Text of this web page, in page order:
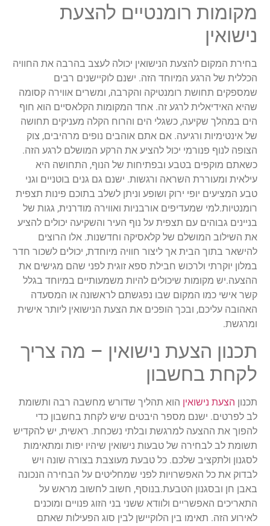
מקומות רומנטיים להצעת
נישואין
בחירת המקום להצעת הנישואין יכולה לעצב בהרבה את החוויה
הכללית של הרגע המיוחד הזה. ישנם לוקיישנים רבים
שמספקים תחושת רומנטיקה והקרבה, ומשרים אווירה קסומה
שהיא האידיאלית לרגע זה. אחד המקומות הקלאסיים הוא חוף
הים במהלך שקיעה, כשגלי הים והרוח הקלה מעניקים תחושה
של אינטימיות ורגיעה. אם אתם אוהבים נופים מרהיבים, צוק
הצופה לנוף פנורמי יכול להציע את הרקע המושלם לרגע הזה.
כשאתם מוקפים בטבע ובפתיחות של הנוף, התחושה היא
עילאית ומעוררת השראה ורגשות. ישנם גם גנים בוטניים וגני
טבע המציעים יופי ירוק ושופע וניתן לשלב בתוכם פינות תצפית
רומנטיות.למי שמעדיפים אורבניות ואווירה מודרנית, גגות של
בניינים גבוהים עם תצפית על נוף העיר והשקיעה יכולים להציע
את השילוב המושלם של קלאסיקה וחדשנות. אלו הרוצים
להישאר בתוך הבית אך ליצור חוויה מיוחדת, יכולים לשכור חדר
במלון יוקרתי ולרכוש חבילת ספא זוגית לפני שהם מגישים את
ההצעה.יש מקומות שיכולים להיות משמעותיים במיוחד בגלל
קשר אישי כמו המקום שבו נפגשתם לראשונה או המסעדה
האהובה עליכם, ובכך הופכים את הצעת הנישואין ליותר אישית
ומרגשת.
תכנון הצעת נישואין – מה צריך
לקחת בחשבון
תכנון הצעת נישואין הוא תהליך שדורש מחשבה רבה ותשומת
לב לפרטים. ישנם מספר היבטים שיש לקחת בחשבון כדי
להפוך את ההצעה למרגשת ובלתי נשכחת. ראשית, יש להקדיש
תשומת לב לבחירה של טבעות נישואין שיהיו יפות ומתאימות
לסגנון ולתקציב שלכם. כל טבעת מעוצבת בצורה שונה ויש
לבדוק את כל האפשרויות לפני שמחליטים על הבחירה הנכונה
באבן חן ובסגנון הטבעת.בנוסף, חשוב לחשוב מראש על
התאריכים האפשריים ולוודא ששני בני הזוג פנויים ומוכנים
לאירוע הזה. תאימו בין הלוקיישן לבין סוג הפעילות שאתם